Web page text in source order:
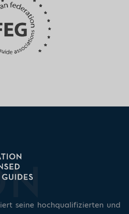
seine hochqualifizierten und